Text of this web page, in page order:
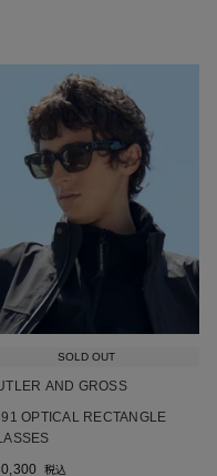
SOLD OUT
AND GROSS
OPTICAL RECTANGLE
税込